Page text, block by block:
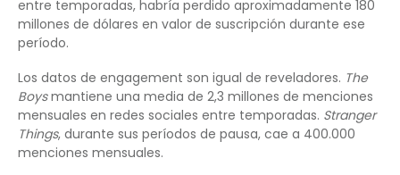
entre temporadas, habría perdido aproximadamente 180
millones de dólares en valor de suscripción durante ese
período.
Los datos de engagement son igual de reveladores. The
Boysmantiene una media de 2,3 millones de menciones
mensuales en redes sociales entre temporadas. Stranger
Things, durante sus períodos de pausa, cae a 400.000
menciones mensuales.